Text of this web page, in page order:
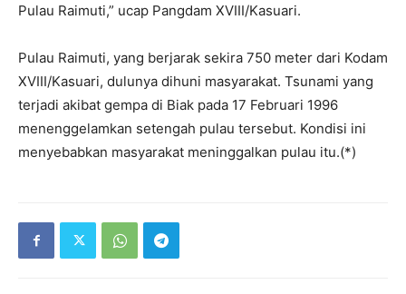
Pulau Raimuti,” ucap Pangdam XVIII/Kasuari.
Pulau Raimuti, yang berjarak sekira 750 meter dari Kodam
XVIII/Kasuari, dulunya dihuni masyarakat. Tsunami yang
terjadi akibat gempa di Biak pada 17 Februari 1996
menenggelamkan setengah pulau tersebut. Kondisi ini
menyebabkan masyarakat meninggalkan pulau itu.(*)